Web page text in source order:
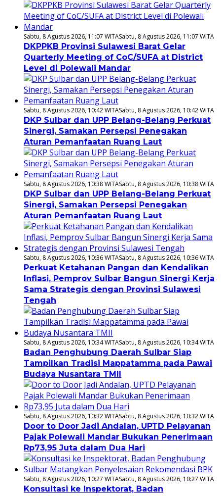
Sabtu, 8 Agustus 2026, 11:07 WITASabtu, 8 Agustus 2026, 11:07 WITA
DKPPKB Provinsi Sulawesi Barat Gelar
Quarterly Meeting of CoC/SUFA at District
Level di Polewali Mandar
Sabtu, 8 Agustus 2026, 10:42 WITASabtu, 8 Agustus 2026, 10:42 WITA
DKP Sulbar dan UPP Belang-Belang Perkuat
Sinergi, Samakan Persepsi Penegakan
Aturan Pemanfaatan Ruang Laut
Sabtu, 8 Agustus 2026, 10:38 WITASabtu, 8 Agustus 2026, 10:38 WITA
DKP Sulbar dan UPP Belang-Belang Perkuat
Sinergi, Samakan Persepsi Penegakan
Aturan Pemanfaatan Ruang Laut
Sabtu, 8 Agustus 2026, 10:36 WITASabtu, 8 Agustus 2026, 10:36 WITA
Perkuat Ketahanan Pangan dan Kendalikan
Inflasi, Pemprov Sulbar Bangun Sinergi Kerja
Sama Strategis dengan Provinsi Sulawesi
Tengah
Sabtu, 8 Agustus 2026, 10:34 WITASabtu, 8 Agustus 2026, 10:34 WITA
Badan Penghubung Daerah Sulbar Siap
Tampilkan Tradisi Mappatamma pada Pawai
Budaya Nusantara TMII
Sabtu, 8 Agustus 2026, 10:32 WITASabtu, 8 Agustus 2026, 10:32 WITA
Door to Door Jadi Andalan, UPTD Pelayanan
Pajak Polewali Mandar Bukukan Penerimaan
Rp73,95 Juta dalam Dua Hari
Sabtu, 8 Agustus 2026, 10:27 WITASabtu, 8 Agustus 2026, 10:27 WITA
Konsultasi ke Inspektorat, Badan